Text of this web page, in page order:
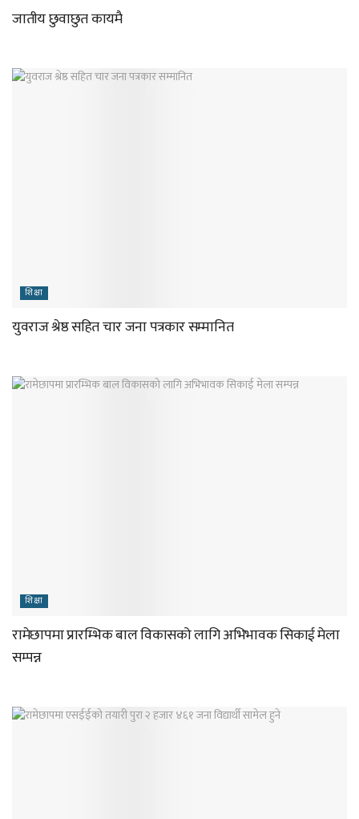
जातीय छुवाछुत कायमै
शिक्षा
युवराज श्रेष्ठ सहित चार जना पत्रकार सम्मानित
शिक्षा
रामेछापमा प्रारम्भिक बाल विकासको लागि अभिभावक सिकाई मेला
सम्पन्न